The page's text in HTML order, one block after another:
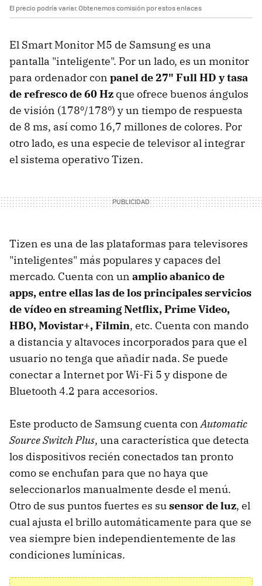
El precio podría variar. Obtenemos comisión por estos enlaces
El Smart Monitor M5 de Samsung es una
pantalla "inteligente". Por un lado, es un monitor
para ordenador con panel de 27" Full HD y tasa
de refresco de 60 Hz que ofrece buenos ángulos
de visión (178º/178º) y un tiempo de respuesta
de 8 ms, así como 16,7 millones de colores. Por
otro lado, es una especie de televisor al integrar
el sistema operativo Tizen.
Tizen es una de las plataformas para televisores
"inteligentes" más populares y capaces del
mercado. Cuenta con un amplio abanico de
apps, entre ellas las de los principales servicios
de vídeo en streaming Netflix, Prime Video,
HBO, Movistar+, Filmin, etc. Cuenta con mando
a distancia y altavoces incorporados para que el
usuario no tenga que añadir nada. Se puede
conectar a Internet por Wi-Fi 5 y dispone de
Bluetooth 4.2 para accesorios.
Este producto de Samsung cuenta conAutomatic
Source Switch Plus, una característica que detecta
los dispositivos recién conectados tan pronto
como se enchufan para que no haya que
seleccionarlos manualmente desde el menú.
Otro de sus puntos fuertes es susensor de luz, el
cual ajusta el brillo automáticamente para que se
vea siempre bien independientemente de las
condiciones lumínicas.